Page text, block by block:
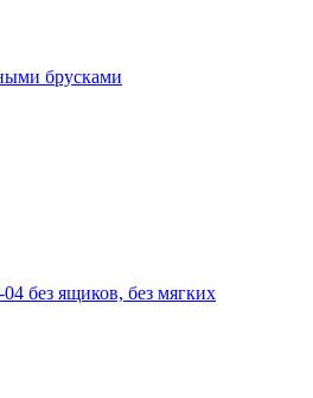
брусками
без ящиков, без мягких